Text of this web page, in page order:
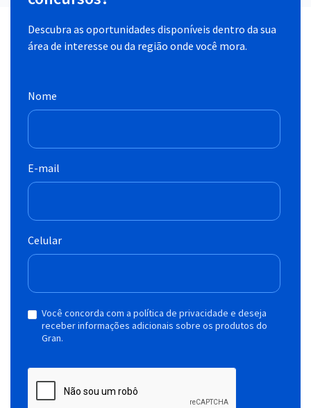
Descubra as oportunidades disponíveis dentro da sua
área de interesse ou da região onde você mora.
Nome
E-mail
Celular
Você concorda com a política de privacidade e deseja
receber informações adicionais sobre os produtos do
Gran.